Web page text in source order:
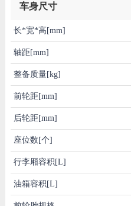
车身尺寸
长*宽*高[mm]
轴距[mm]
整备质量[kg]
前轮距[mm]
后轮距[mm]
座位数[个]
行李厢容积[L]
油箱容积[L]